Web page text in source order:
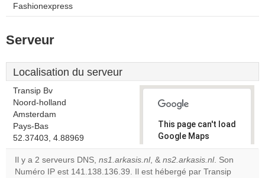
Fashionexpress
Serveur
Localisation du serveur
Transip Bv
Noord-holland
Amsterdam
Pays-Bas
52.37403, 4.88969
This page can't load
Google Maps
correctly.
Do you
Il y a 2 serveurs DNS, ns1.arkasis.nl, & ns2.arkasis.nl. Son
Numéro IP est 141.138.136.39. Il est hébergé par Transip